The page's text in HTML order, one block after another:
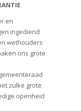
en
ingediend
wethouders
ons grote
zulke grote
openheid